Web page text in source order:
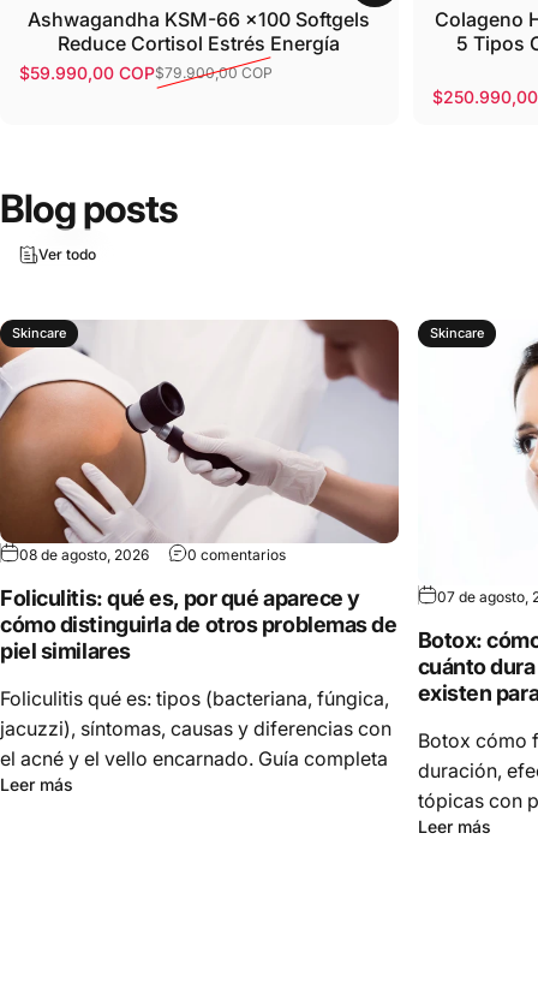
Ashwagandha KSM-66 x100 Softgels
Reduce Cortisol Estrés Energía
Precio de oferta
$59.990,00 COP
Precio habitual $79.900,00 COP
Colageno
5 Tipos
Precio de
$250.990,00
Precio
Blog posts
Ver todo
Skincare
08 de agosto, 2026 0 comentarios
Foliculitis: qué es, por qué aparece y
cómo distinguirla de otros problemas de
piel similares
Foliculitis qué es: tipos (bacteriana, fúngica,
jacuzzi), síntomas, causas y diferencias con
el acné y el vello encarnado. Guía completa
Leer más
Skincare
07 de agosto,
Botox:
cuánto
existen
Botox cómo
duración,
tópicas con
Leer más